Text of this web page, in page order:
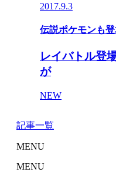
2017.9.3
伝説ポケモンも
レイバトル登
が
NEW
記事一覧
MENU
MENU